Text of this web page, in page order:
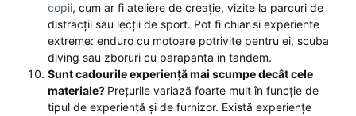
copii, cum ar fi ateliere de creație, vizite la parcuri de
distracții sau lecții de sport. Pot fi chiar si experiente
extreme: enduro cu motoare potrivite pentru ei, scuba
diving sau zboruri cu parapanta in tandem.
Sunt cadourile experiență mai scumpe decât cele
materiale? Prețurile variază foarte mult în funcție de
tipul de experiență și de furnizor. Există experiențe